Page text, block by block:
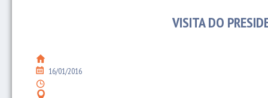
VISITA DO
16/01/2016